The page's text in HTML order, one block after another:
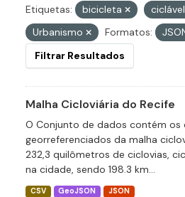
Etiquetas: bicicleta ciclável
Urbanismo
Formatos:
Filtrar Resultados
Malha Cicloviária do Recife
O Conjunto de dados contém os
georreferenciados da malha
232,3 quilômetros de ciclovias,
na cidade, sendo 198.3 km...
CSV GeoJSON JSON